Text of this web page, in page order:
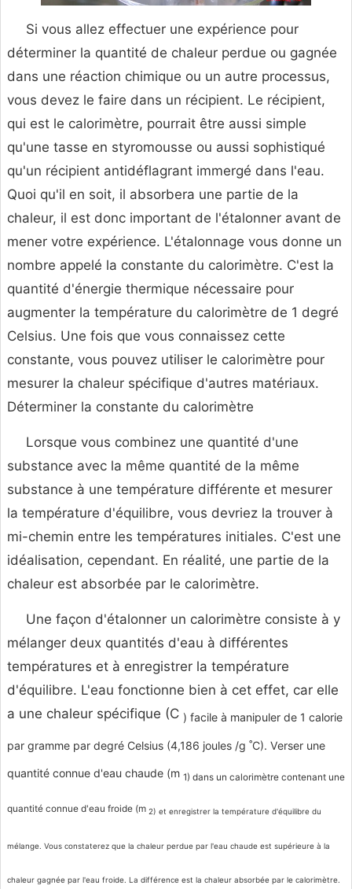
Si vous allez effectuer une expérience pour
déterminer la quantité de chaleur perdue ou gagnée
dans une réaction chimique ou un autre processus,
vous devez le faire dans un récipient. Le récipient,
qui est le calorimètre, pourrait être aussi simple
qu'une tasse en styromousse ou aussi sophistiqué
qu'un récipient antidéflagrant immergé dans l'eau.
Quoi qu'il en soit, il absorbera une partie de la
chaleur, il est donc important de l'étalonner avant de
mener votre expérience. L'étalonnage vous donne un
nombre appelé la constante du calorimètre. C'est la
quantité d'énergie thermique nécessaire pour
augmenter la température du calorimètre de 1 degré
Celsius. Une fois que vous connaissez cette
constante, vous pouvez utiliser le calorimètre pour
mesurer la chaleur spécifique d'autres matériaux.
Déterminer la constante du calorimètre
Lorsque vous combinez une quantité d'une
substance avec la même quantité de la même
substance à une température différente et mesurer
la température d'équilibre, vous devriez la trouver à
mi-chemin entre les températures initiales. C'est une
idéalisation, cependant. En réalité, une partie de la
chaleur est absorbée par le calorimètre.
Une façon d'étalonner un calorimètre consiste à y
mélanger deux quantités d'eau à différentes
températures et à enregistrer la température
d'équilibre. L'eau fonctionne bien à cet effet, car elle
a une chaleur spécifique (C ) facile à manipuler de 1 calorie
par gramme par degré Celsius (4,186 joules /g ˚C). Verser une
quantité connue d'eau chaude (m 1) dans un calorimètre contenant une
quantité connue d'eau froide (m 2) et enregistrer la température d'équilibre du
mélange. Vous constaterez que la chaleur perdue par l'eau chaude est supérieure à la
chaleur gagnée par l'eau froide. La différence est la chaleur absorbée par le calorimètre.